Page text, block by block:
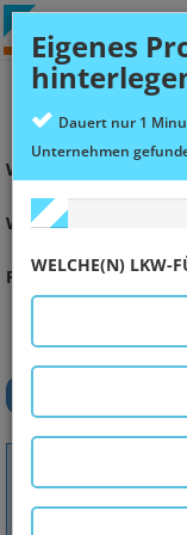
LKW Fahrer
Rietberg
WAS?
WO?
FILTER Nahverkehr
Eigenes
Dauert nur 1
Unternehmen
WELCHE(N) LKW-